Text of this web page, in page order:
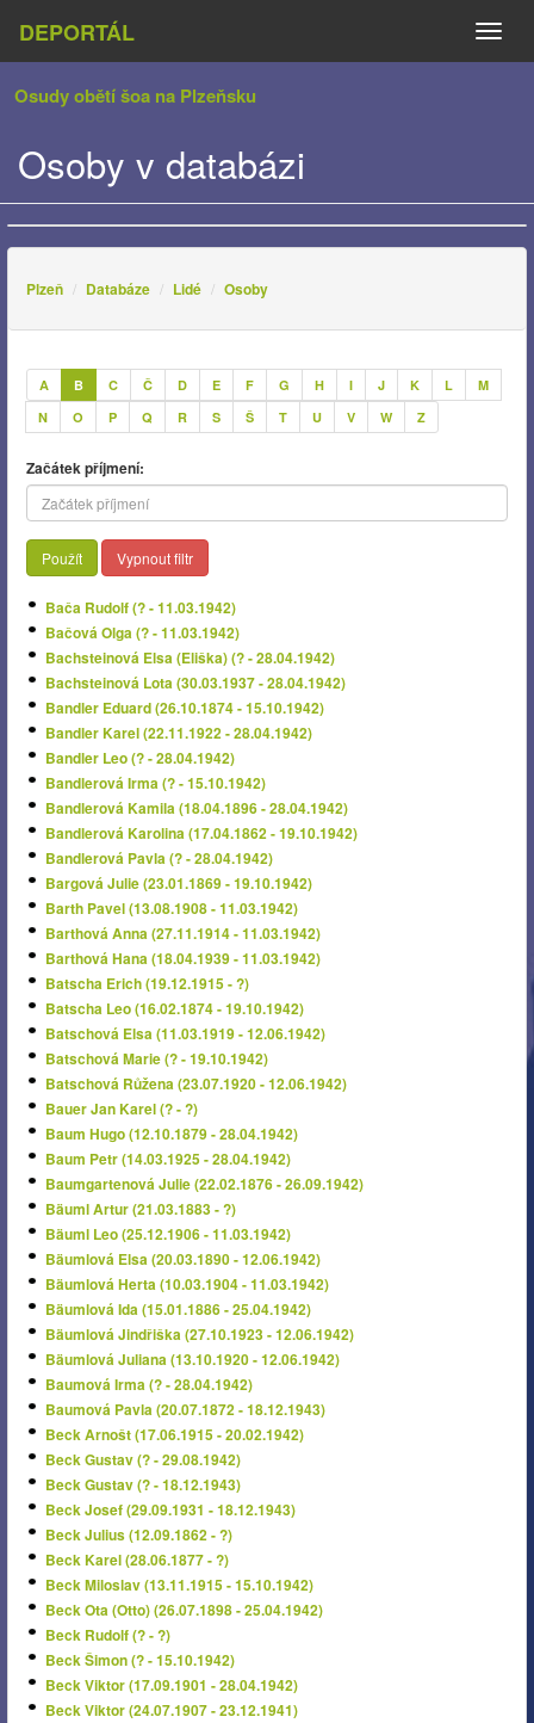
DEPORTÁL
Osudy obětí šoa na Plzeňsku
Osoby v databázi
Plzeň Databáze Lidé Osoby
A B C Č D E F G H I J K L
M
N
O P Q R S Š T U V W Z
Začátek příjmení:
Použít Vypnout filtr
Bača Rudolf (? - 11.03.1942)
Bačová Olga (? - 11.03.1942)
Bachsteinová Elsa (Eliška) (? - 28.04.1942)
Bachsteinová Lota (30.03.1937 - 28.04.1942)
Bandler Eduard (26.10.1874 - 15.10.1942)
Bandler Karel (22.11.1922 - 28.04.1942)
Bandler Leo (? - 28.04.1942)
Bandlerová Irma (? - 15.10.1942)
Bandlerová Kamila (18.04.1896 - 28.04.1942)
Bandlerová Karolina (17.04.1862 - 19.10.1942)
Bandlerová Pavla (? - 28.04.1942)
Bargová Julie (23.01.1869 - 19.10.1942)
Barth Pavel (13.08.1908 - 11.03.1942)
Barthová Anna (27.11.1914 - 11.03.1942)
Barthová Hana (18.04.1939 - 11.03.1942)
Batscha Erich (19.12.1915 - ?)
Batscha Leo (16.02.1874 - 19.10.1942)
Batschová Elsa (11.03.1919 - 12.06.1942)
Batschová Marie (? - 19.10.1942)
Batschová Růžena (23.07.1920 - 12.06.1942)
Bauer Jan Karel (? - ?)
Baum Hugo (12.10.1879 - 28.04.1942)
Baum Petr (14.03.1925 - 28.04.1942)
Baumgartenová Julie (22.02.1876 - 26.09.1942)
Bäuml Artur (21.03.1883 - ?)
Bäuml Leo (25.12.1906 - 11.03.1942)
Bäumlová Elsa (20.03.1890 - 12.06.1942)
Bäumlová Herta (10.03.1904 - 11.03.1942)
Bäumlová Ida (15.01.1886 - 25.04.1942)
Bäumlová Jindřiška (27.10.1923 - 12.06.1942)
Bäumlová Juliana (13.10.1920 - 12.06.1942)
Baumová Irma (? - 28.04.1942)
Baumová Pavla (20.07.1872 - 18.12.1943)
Beck Arnošt (17.06.1915 - 20.02.1942)
Beck Gustav (? - 29.08.1942)
Beck Gustav (? - 18.12.1943)
Beck Josef (29.09.1931 - 18.12.1943)
Beck Julius (12.09.1862 - ?)
Beck Karel (28.06.1877 - ?)
Beck Miloslav (13.11.1915 - 15.10.1942)
Beck Ota (Otto) (26.07.1898 - 25.04.1942)
Beck Rudolf (? - ?)
Beck Šimon (? - 15.10.1942)
Beck Viktor (17.09.1901 - 28.04.1942)
Beck Viktor (24.07.1907 - 23.12.1941)